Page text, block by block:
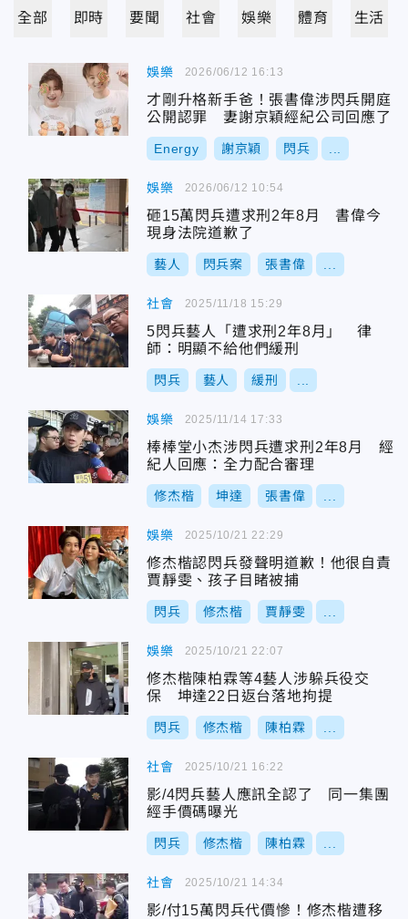
全部 即時 要聞 社會 娛樂 體育 生活
娛樂
才剛升格新手爸！張書偉涉閃兵開庭
公開認罪 妻謝京穎經紀公司回應了
Energy 謝京穎 閃兵
2026/06/12 16:13
娛樂
砸15萬閃兵遭求刑2年8月 書偉今
現身法院道歉了
藝人 閃兵案 張書偉
2026/06/12 10:54
社會
5閃兵藝人「遭求刑2年8月」 律
師：明顯不給他們緩刑
閃兵 藝人 緩刑
2025/11/18 15:29
娛樂
棒棒堂小杰涉閃兵遭求刑2年8月 經
紀人回應：全力配合審理
修杰楷 坤達 張書偉
2025/11/14 17:33
娛樂
修杰楷認閃兵發聲明道歉！他很自責
賈靜雯、孩子目睹被捕
閃兵 修杰楷 賈靜雯
2025/10/21 22:29
娛樂
修杰楷陳柏霖等4藝人涉躲兵役交
保 坤達22日返台落地拘提
閃兵 修杰楷 陳柏霖
2025/10/21 22:07
社會
影/4閃兵藝人應訊全認了 同一集團
經手價碼曝光
閃兵 修杰楷 陳柏霖
2025/10/21 16:22
社會
影/付15萬閃兵代價慘！修杰楷遭移
2025/10/21 14:34